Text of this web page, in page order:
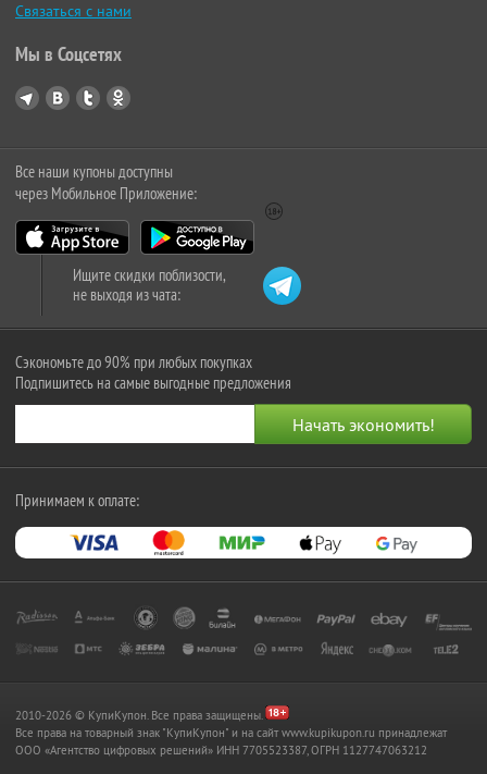
Связаться с нами
Мы в Соцсетях
Все наши купоны доступны
через Мобильное Приложение:
Ищите скидки поблизости,
не выходя из чата:
Сэкономьте до 90% при любых покупках
Подпишитесь на самые выгодные предложения
Принимаем к оплате:
2010-2026 © КупиКупон. Все права защищены.
Все права на товарный знак "КупиКупон" и на сайт www.kupikupon.ru принадлежат
OOO «Агентство цифровых решений» ИНН 7705523387, ОГРН 1127747063212